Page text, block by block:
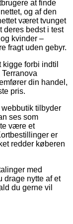
at finde
og af den
været tvunget
deres bedst i test
kvinder –
fragt uden gebyr.
forbi indtil
din handel,
pris.
tilbyder
ses som
være et
er
redder køberen
med
drage nytte af et
du gerne vil